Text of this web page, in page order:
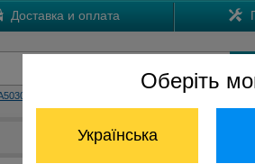
Оберіть
Українська
Доставка и оплата
Отдел запчастей: (068)